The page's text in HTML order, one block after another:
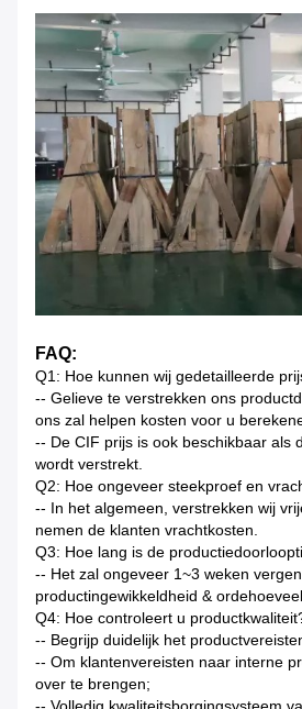
FAQ:
Q1: Hoe kunnen wij gedetailleerde
-- Gelieve te verstrekken ons
ons zal helpen kosten voor u
-- De CIF prijs is ook beschikbaar als
wordt verstrekt.
Q2: Hoe ongeveer steekproef en
-- In het algemeen, verstrekken wij
nemen de klanten vrachtkosten.
Q3: Hoe lang is de
-- Het zal ongeveer 1~3 weken
productingewikkeldheid &
Q4: Hoe controleert u
-- Begrijp duidelijk het
-- Om klantenvereisten naar interne
over te brengen;
-- Volledig kwaliteitsborgingsysteem